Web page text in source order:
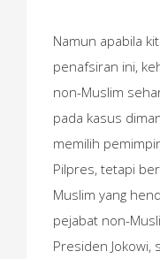
Namun apabila
penafsiran ini,
non-Muslim
pada kasus
memilih
Pilpres, tetapi
Muslim yang
pejabat non-
Presiden Jokowi,